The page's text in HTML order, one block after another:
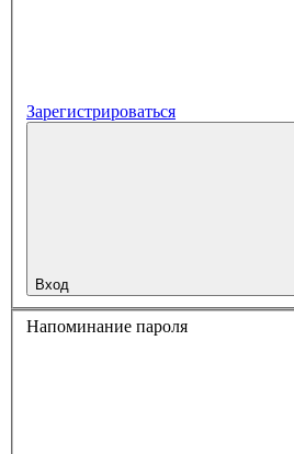
Зарегистрироваться
Вход
Напоминание пароля